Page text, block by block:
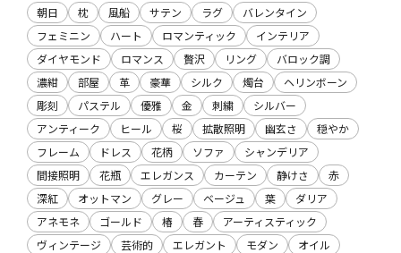
朝日
枕 風船 サテン ラグ
バレンタイン
フェミニン
ハート ロマンティック
インテリア
ダイヤモンド
ロマンス 贅沢 リング
バロック調
濃紺
部屋 革 豪華 シルク 燭台
ヘリンボーン
彫刻
パステル 優雅 金 刺繍
シルバー
アンティーク
ヒール 桜 拡散照明 幽玄さ
穏やか
フレーム
ドレス 花柄 ソファ
シャンデリア
間接照明
花瓶 エレガンス カーテン 静けさ
赤
深紅
オットマン グレー ベージュ 葉
ダリア
アネモネ
ゴールド 椿 春
アーティスティック
ヴィンテージ
芸術的 エレガント モダン
オイル